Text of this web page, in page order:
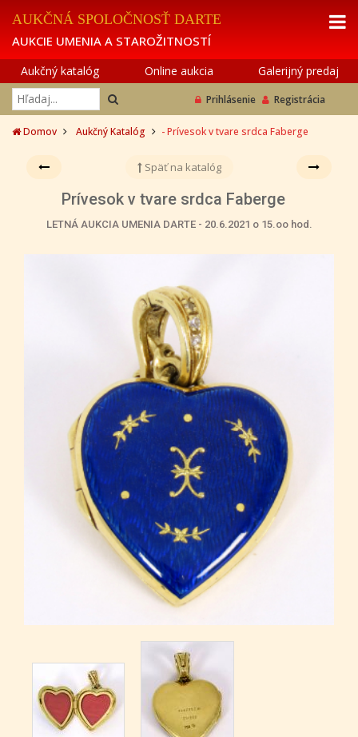
AUKČNÁ SPOLOČNOSŤ DARTE
AUKCIE UMENIA A STAROŽITNOSTÍ
Aukčný katalóg Online aukcia Galerijný predaj
Prihlásenie Registrácia
Domov Aukčný Katalóg - Prívesok v tvare srdca Faberge
Späť na katalóg
Prívesok v tvare srdca Faberge
LETNÁ AUKCIA UMENIA DARTE - 20.6.2021 o 15.oo hod.